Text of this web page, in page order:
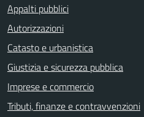
Appalti pubblici
Autorizzazioni
Catasto e urbanistica
Giustizia e sicurezza pubblica
Imprese e commercio
Tributi, finanze e contravvenzioni